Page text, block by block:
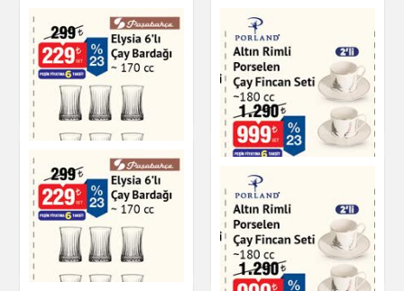
Altın Rimli Porselen
Çay Fincan Seti
Çay & Kahve & Şeker
Elysia 6'lı Çay
Bardağı - 170 cc
Çay & Kahve & Şeker
Elysia 6'lı Çay
Bardağı - 170 cc
Çay & Kahve & Şeker
Altın Rimli Porselen
Çay Fincan Seti 180
cc
Çay & Kahve & Şeker